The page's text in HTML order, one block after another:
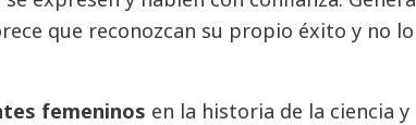
que reconozcan su propio éxito y no lo
femeninos en la historia de la ciencia y